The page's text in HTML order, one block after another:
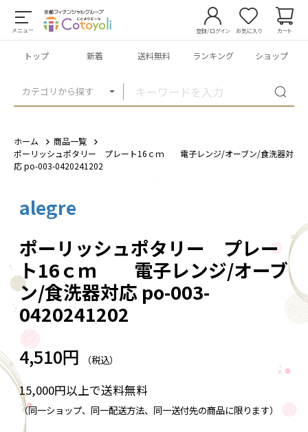
メニュー
カテゴリから探す
登録/ログイン お気に入り カート
トップ 新着 送料無料 ランキング ショップ
ホーム
商品一覧
ポーリッシュポタリー プレート16ｃｍ 電子レンジ/オーブン/食洗器対
応 po-003-0420241202
alegre
ポーリッシュポタリー プレー
ト16ｃｍ 電子レンジ/オーブ
ン/食洗器対応 po-003-
0420241202
4,510円 （税込）
15,000円以上で送料無料
（同一ショップ、同一配送方法、同一送付先の商品に限ります）